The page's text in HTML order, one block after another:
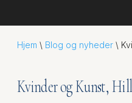
Hjem \ Blog og nyheder \
Kvinder og Kunst,